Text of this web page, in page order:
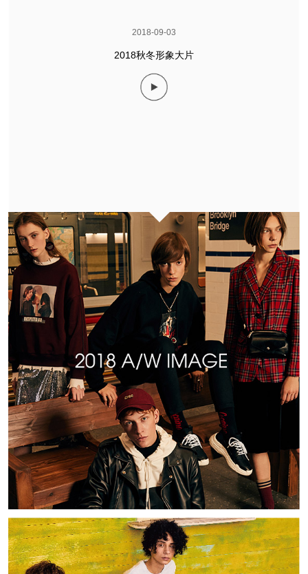
2018-09-03
2018秋冬形象大片